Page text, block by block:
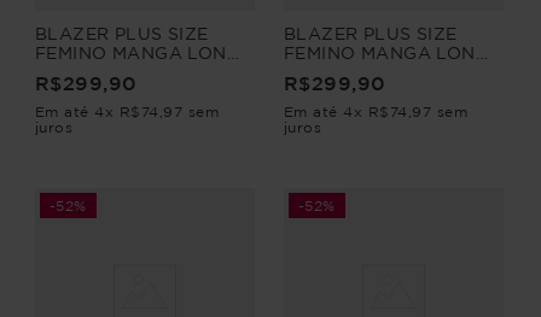
BLAZER PLUS SIZE
FEMINO MANGA LONGA
BERGAMO
R$299,90
Em até 4 x R$ 74 97 sem
juros
BLAZER PLUS SIZE
FEMINO MANGA LONGA
BERGAMO
R$299,90
Em até 4 x R$ 74 97 sem
juros
-52% -52%